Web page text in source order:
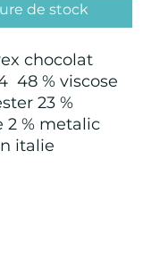
de stock
chocolat
48 % viscose
23 %
2 % metalic
italie